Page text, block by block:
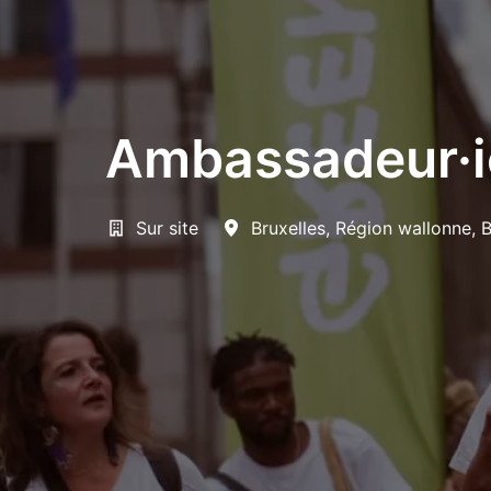
Sur site Bruxelles, Région wallonne,